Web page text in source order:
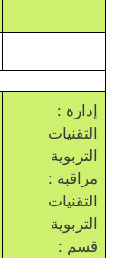
إدارة :
التقنيات
التربوية
مراقبة :
التقنيات
التربوية
قسم :